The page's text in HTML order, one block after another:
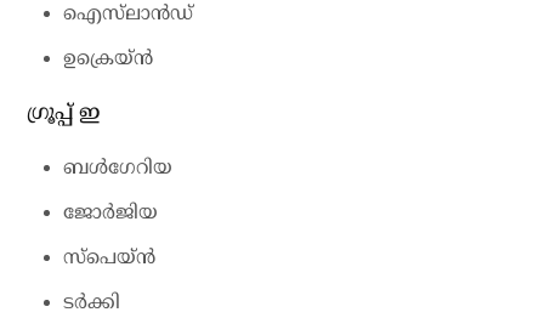
ഐസ്‌ലാന്‍ഡ്
ഉക്രെയ്ന്‍
ഗ്രൂപ്പ് ഇ
ബള്‍ഗേറിയ
ജോര്‍ജിയ
സ്‌പെയ്ന്‍
ടര്‍ക്കി